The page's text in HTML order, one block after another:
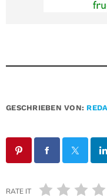
GESCHRIEBEN VON:
RATE IT